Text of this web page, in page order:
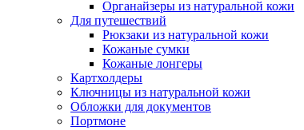
Органайзеры из натуральной кожи
Для путешествий
Рюкзаки из натуральной кожи
Кожаные сумки
Кожаные лонгеры
Картхолдеры
Ключницы из натуральной кожи
Обложки для документов
Портмоне